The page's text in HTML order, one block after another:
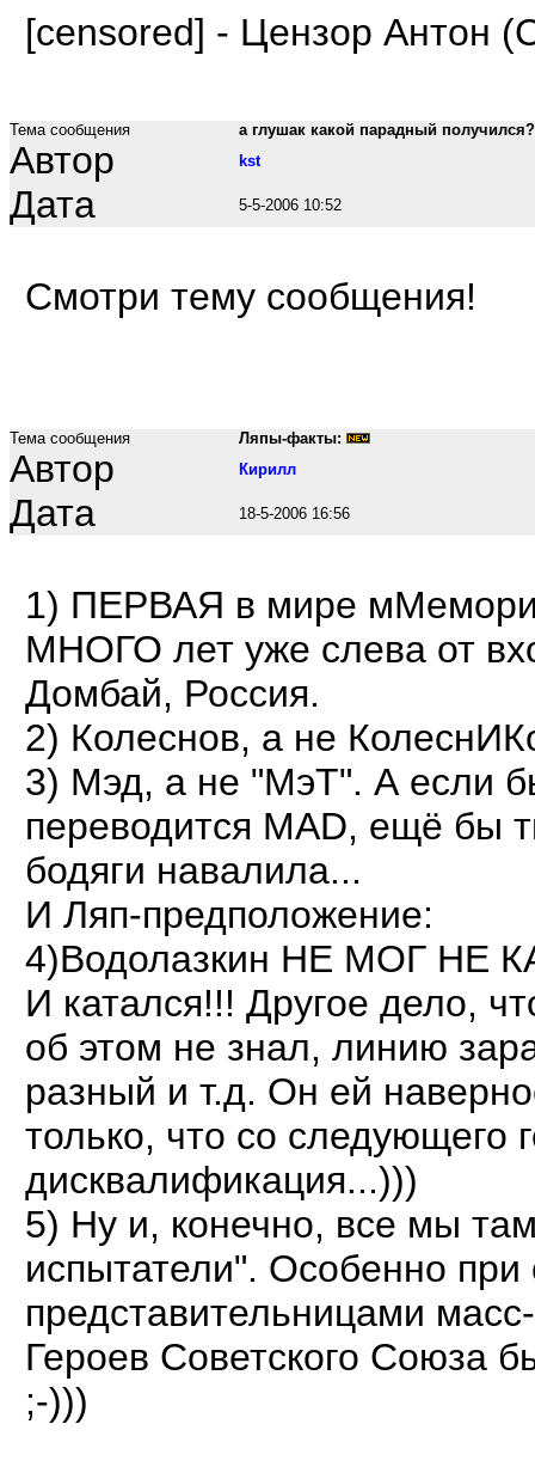
[censored] - Цензор Антон
Тема сообщения а глушак какой парадный
Автор kst
Дата 5-5-2006 10:52
Смотри тему сообщения!
Тема сообщения Ляпы-факты:
Автор Кирилл
Дата 18-5-2006 16:56
1) ПЕРВАЯ в мире
МНОГО лет уже слева от
Домбай, Россия.
2) Колеснов, а не
3) Мэд, а не "МэТ". А если
переводится MAD, ещё бы
бодяги навалила...
И Ляп-предположение:
4)Водолазкин НЕ МОГ НЕ
И катался!!! Другое дело,
об этом не знал, линию
разный и т.д. Он ей
только, что со следующего
дисквалификация...)))
5) Ну и, конечно, все мы
испытатели". Особенно
представительницами
Героев Советского Союза
;-)))